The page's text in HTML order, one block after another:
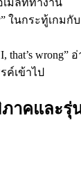
เมลที่ทำงาน
ในกระทู้เกม
that’s
ค์เข้าไป
าคและรุ่